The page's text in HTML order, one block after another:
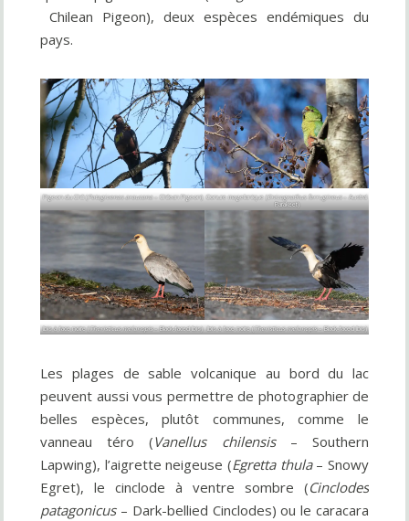
Chilean Pigeon), deux espèces endémiques du
pays.
Pigeon du Chili (Patagioenas araucana– Chilean Pigeon) Conure magellanique (Enicognathus ferrugineus– Austral
Parakeet)
Ibis à face noire (Theristicus melanopis– Black-faced Ibis) Ibis à face noire (Theristicus melanopis– Black-faced Ibis)
Les plages de sable volcanique au bord du lac
peuvent aussi vous permettre de photographier de
belles espèces, plutôt communes, comme le
vanneau téro (Vanellus chilensis – Southern
Lapwing), l’aigrette neigeuse (Egretta thula– Snowy
Egret), le cinclode à ventre sombre (Cinclodes
patagonicus – Dark-bellied Cinclodes) ou le caracara